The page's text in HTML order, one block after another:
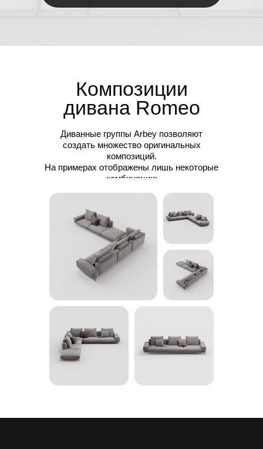
Композиции
дивана Romeo
Диванные группы Arbey позволяют
создать множество оригинальных
композиций.
На примерах отображены лишь некоторые
комбинации: